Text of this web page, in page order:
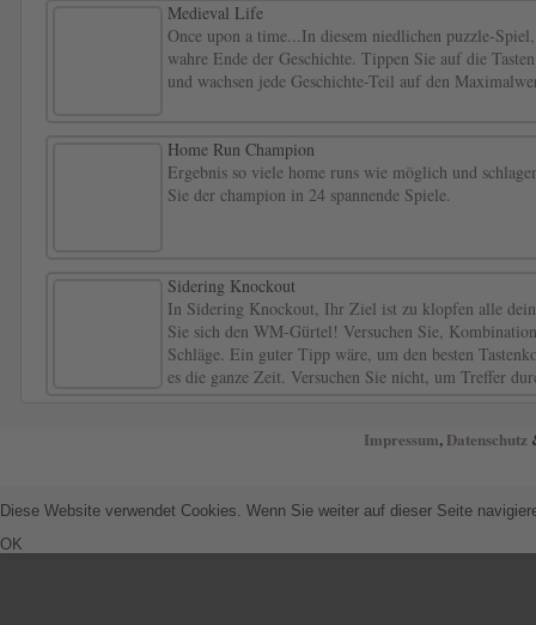
Medieval Life
Once upon a time...In diesem niedlichen puzzle-
wahre Ende der Geschichte. Tippen Sie auf die
und wachsen jede Geschichte-Teil auf den
Home Run Champion
Ergebnis so viele home runs wie möglich und
Sie der champion in 24 spannende Spiele.
Sidering Knockout
In Sidering Knockout, Ihr Ziel ist zu klopfen alle
Sie sich den WM-Gürtel! Versuchen Sie,
Schläge. Ein guter Tipp wäre, um den besten
es die ganze Zeit. Versuchen Sie nicht, um Treffer
Impressum, Datenschutz
Diese Website verwendet Cookies. Wenn Sie weiter auf dieser Seite
OK